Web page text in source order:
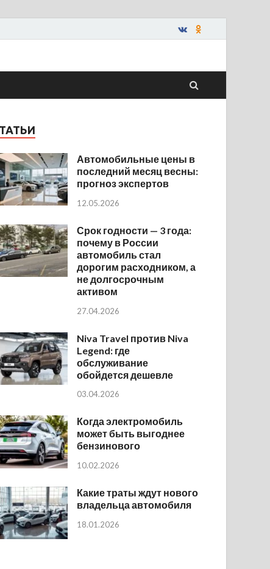
Автомобильные цены в
последний месяц весны:
прогноз экспертов
12.05.2026
Срок годности — 3 года:
почему в России
автомобиль стал
дорогим расходником, а
не долгосрочным
активом
27.04.2026
Niva Travel против Niva
Legend: где
обслуживание
обойдется дешевле
03.04.2026
Когда электромобиль
может быть выгоднее
бензинового
10.02.2026
Какие траты ждут нового
владельца автомобиля
18.01.2026